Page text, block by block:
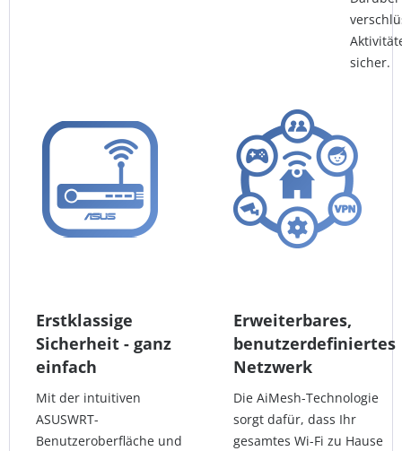
sicher.
Erstklassige
Sicherheit - ganz
einfach
Mit der intuitiven
ASUSWRT-
Benutzeroberfläche und
Erweiterbares,
benutzerdefiniertes
Netzwerk
Die AiMesh-Technologie
sorgt dafür, dass Ihr
gesamtes Wi-Fi zu Hause